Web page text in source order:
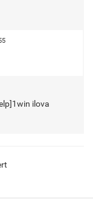
ilova